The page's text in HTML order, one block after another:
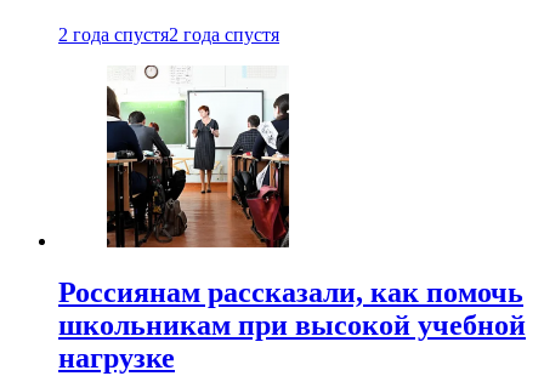
2 года спустя2 года спустя
Россиянам рассказали, как помочь
школьникам при высокой учебной
нагрузке